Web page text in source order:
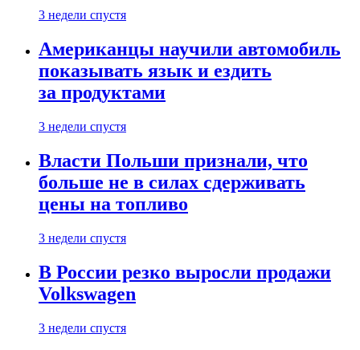
3 недели спустя
Американцы научили автомобиль
показывать язык и ездить
за продуктами
3 недели спустя
Власти Польши признали, что
больше не в силах сдерживать
цены на топливо
3 недели спустя
В России резко выросли продажи
Volkswagen
3 недели спустя